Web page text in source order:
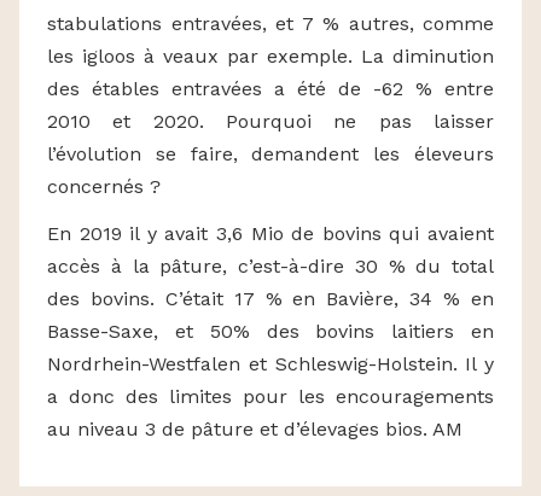
stabulations entravées, et 7 % autres, comme
les igloos à veaux par exemple. La diminution
des étables entravées a été de -62 % entre
2010 et 2020. Pourquoi ne pas laisser
l’évolution se faire, demandent les éleveurs
concernés ?
En 2019 il y avait 3,6 Mio de bovins qui avaient
accès à la pâture, c’est-à-dire 30 % du total
des bovins. C’était 17 % en Bavière, 34 % en
Basse-Saxe, et 50% des bovins laitiers en
Nordrhein-Westfalen et Schleswig-Holstein. Il y
a donc des limites pour les encouragements
au niveau 3 de pâture et d’élevages bios. AM